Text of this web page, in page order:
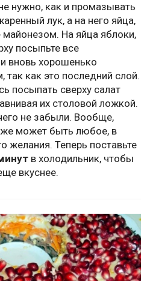
нужно, как и промазывать
лук, а на него яйца,
майонезом. На яйца яблоки,
посыпьте все
вновь хорошенько
как это последний слой.
посыпать сверху салат
их столовой ложкой.
не забыли. Вообще,
может быть любое, в
желания. Теперь поставьте
в холодильник, чтобы
вкуснее.